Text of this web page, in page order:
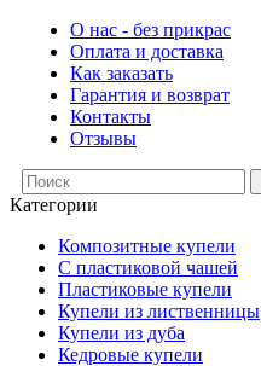
О нас - без прикрас
Оплата и доставка
Как заказать
Гарантия и возврат
Контакты
Отзывы
Категории
Композитные купели
С пластиковой чашей
Пластиковые купели
Купели из лиственницы
Купели из дуба
Кедровые купели